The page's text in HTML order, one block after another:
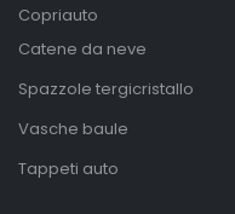
Copriauto
Catene da neve
Spazzole tergicristallo
Vasche baule
Tappeti auto